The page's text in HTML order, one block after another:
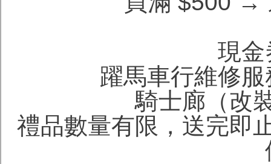
現金
躍馬車行維修
騎士廊（改
禮品數量有限，送完即